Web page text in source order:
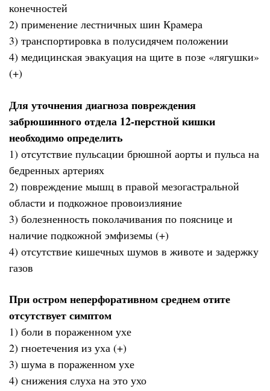
конечностей
2) применение лестничных шин Крамера
3) транспортировка в полусидячем положении
4) медицинская эвакуация на щите в позе «лягушки»
(+)
Для уточнения диагноза повреждения
забрюшинного отдела 12-перстной кишки
необходимо определить
1) отсутствие пульсации брюшной аорты и пульса на
бедренных артериях
2) повреждение мышц в правой мезогастральной
области и подкожное провоизлияние
3) болезненность поколачивания по пояснице и
наличие подкожной эмфиземы (+)
4) отсутствие кишечных шумов в животе и задержку
газов
При остром неперфоративном среднем отите
отсутствует симптом
1) боли в пораженном ухе
2) гноетечения из уха (+)
3) шума в пораженном ухе
4) снижения слуха на это ухо